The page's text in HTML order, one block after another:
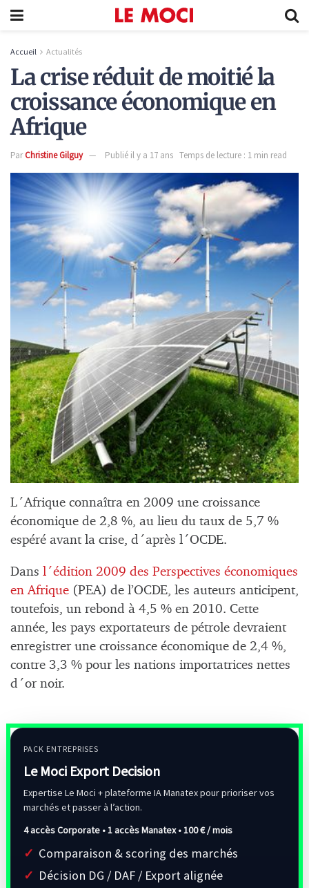
Accueil Actualités
La crise réduit de moitié la
croissance économique en
Afrique
ParChristine Gilguy Publié il y a 17 ans Temps de lecture : 1 min read
L´Afrique connaîtra en 2009 une croissance
économique de 2,8 %, au lieu du taux de 5,7 %
espéré avant la crise, d´après l´OCDE.
Dans l´édition 2009 des Perspectives économiques
en Afrique (PEA) de l’OCDE, les auteurs anticipent,
toutefois, un rebond à 4,5 % en 2010. Cette
année, les pays exportateurs de pétrole devraient
enregistrer une croissance économique de 2,4 %,
contre 3,3 % pour les nations importatrices nettes
d´or noir.
PACK ENTREPRISES
Le Moci Export Decision
Expertise Le Moci + plateforme IA Manatex pour prioriser vos
marchés et passer à l’action.
4 accès Corporate • 1 accès Manatex •100 € / mois
Comparaison & scoring des marchés
Décision DG / DAF / Export alignée